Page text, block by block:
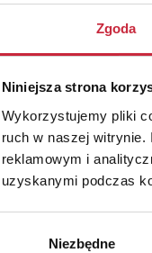
Zgoda
Niniejsza strona
Wykorzystujemy pliki
ruch w naszej witrynie.
reklamowym i
uzyskanymi podczas
Niezbędne